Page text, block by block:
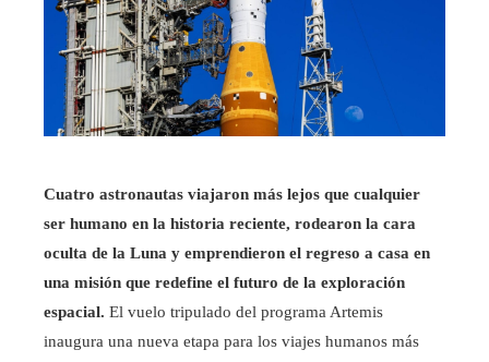
Cuatro astronautas viajaron más lejos que cualquier
ser humano en la historia reciente, rodearon la cara
oculta de la Luna y emprendieron el regreso a casa en
una misión que redefine el futuro de la exploración
espacial. El vuelo tripulado del programa Artemis
inaugura una nueva etapa para los viajes humanos más